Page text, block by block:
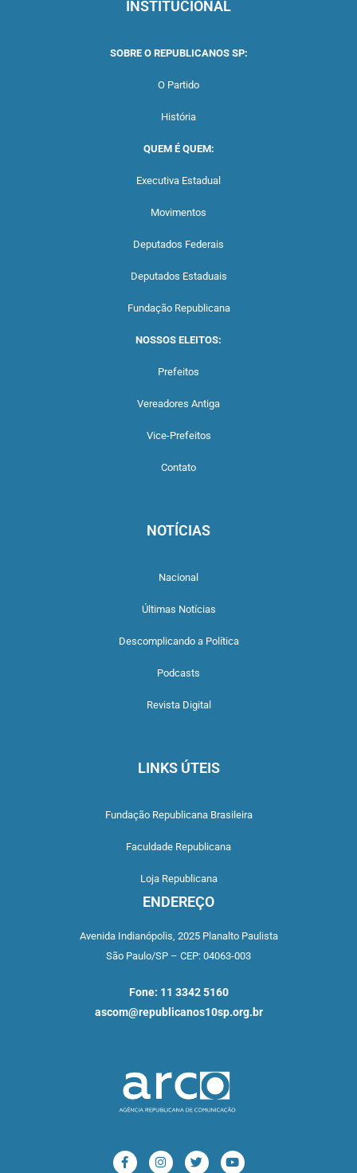
INSTITUCIONAL
SOBRE O REPUBLICANOS SP:
O Partido
História
QUEM É QUEM:
Executiva Estadual
Movimentos
Deputados Federais
Deputados Estaduais
Fundação Republicana
NOSSOS ELEITOS:
Prefeitos
Vereadores Antiga
Vice-Prefeitos
Contato
NOTÍCIAS
Nacional
Últimas Notícias
Descomplicando a Política
Podcasts
Revista Digital
LINKS ÚTEIS
Fundação Republicana Brasileira
Faculdade Republicana
Loja Republicana
ENDEREÇO
Avenida Indianópolis, 2025 Planalto Paulista
São Paulo/SP – CEP: 04063-003
Fone: 11 3342 5160
ascom@republicanos10sp.org.br